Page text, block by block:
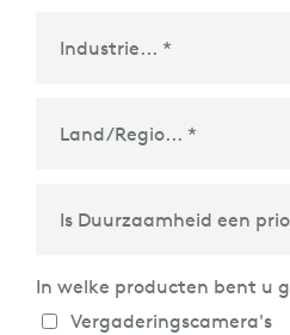
In welke producten bent u
Vergaderingscamera's